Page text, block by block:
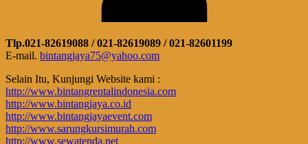
Tlp.021-82619088 / 021-82619089 / 021-82601199
E-mail. bintangjaya75@yahoo.com
Selain Itu, Kunjungi Website kami :
http://www.bintangrentalindonesia.com
http://www.bintangjaya.co.id
http://www.bintangjayaevent.com
http://www.sarungkursimurah.com
http://www.sewatenda.net